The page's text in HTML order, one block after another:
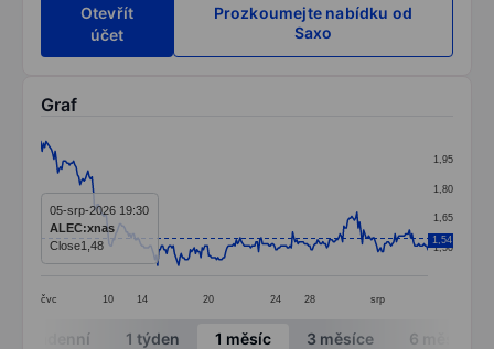
Otevřít
účet
Prozkoumejte nabídku od
Saxo
Graf
Line chart with 296 data points.
The chart has 1 X axis displaying categories.
The chart has 1 Y axis displaying values. Data
čvc 10 14 20 24 28 srp
1,50
1,65
1,80
1,95
1,54
05-srp-2026 19:30
ALEC:xnas
Close1,48
End of interactive chart.
Intradenní 1 týden 1 měsíc 3 měsíce 6 měsíců